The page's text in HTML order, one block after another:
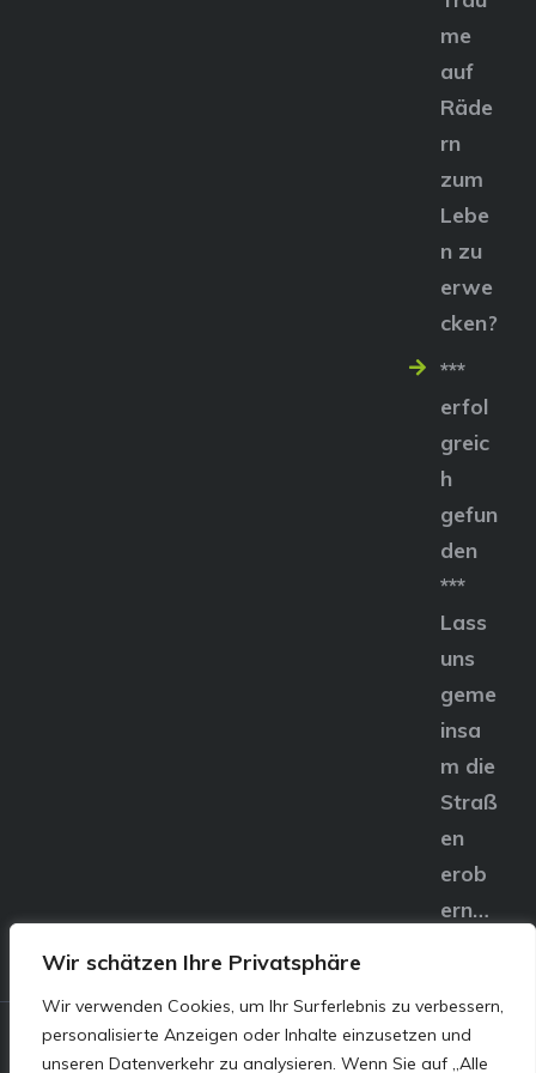
Wir schätzen Ihre Privatsphäre
Wir verwenden Cookies, um Ihr Surferlebnis zu verbessern,
personalisierte Anzeigen oder Inhalte einzusetzen und
unseren Datenverkehr zu analysieren. Wenn Sie auf „Alle
me
auf
Räde
rn
zum
Lebe
n zu
erwe
cken?
***
erfol
greic
h
gefun
den
***
Lass
uns
geme
insa
m die
Straß
en
erob
ern…
© E&S Motors GmbH,